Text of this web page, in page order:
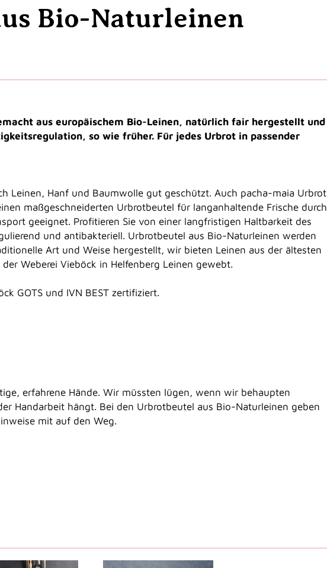
Bio-Naturleinen
aus europäischem Bio-Leinen, natürlich fair hergestellt und
so wie früher. Für jedes Urbrot in passender
Leinen, Hanf und Baumwolle gut geschützt. Auch pacha-maia Urbrot
maßgeschneiderten Urbrotbeutel für langanhaltende Frische durch
geeignet. Profitieren Sie von einer langfristigen Haltbarkeit des
und antibakteriell. Urbrotbeutel aus Bio-Naturleinen werden
Art und Weise hergestellt, wir bieten Leinen aus der ältesten
Weberei Vieböck in Helfenberg Leinen gewebt.
GOTS und IVN BEST zertifiziert.
erfahrene Hände. Wir müssten lügen, wenn wir behaupten
Handarbeit hängt. Bei den Urbrotbeutel aus Bio-Naturleinen geben
mit auf den Weg.